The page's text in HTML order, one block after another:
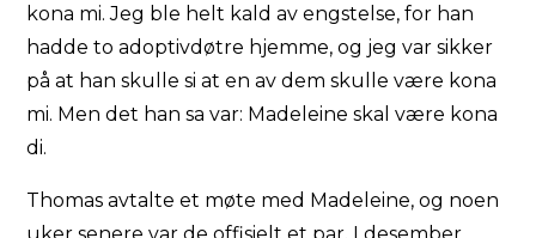
kona mi. Jeg ble helt kald av engstelse, for han
hadde to adoptivdøtre hjemme, og jeg var sikker
på at han skulle si at en av dem skulle være kona
mi. Men det han sa var: Madeleine skal være kona
di.
Thomas avtalte et møte med Madeleine, og noen
uker senere var de offisielt et par. I desember